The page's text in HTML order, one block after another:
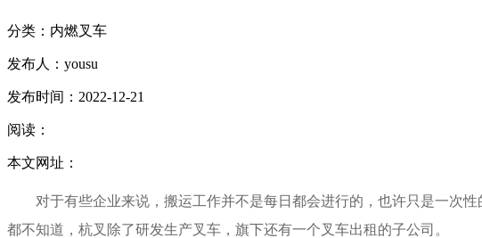
分类： 内燃叉车
发布人： yousu
发布时间： 2022-12-21
阅读：
本文网址：
对于有些企业来说，搬运工作并不是每日都会进行的，也许只是一次
都不知道，杭叉除了研发生产叉车，旗下还有一个叉车出租的子公司。